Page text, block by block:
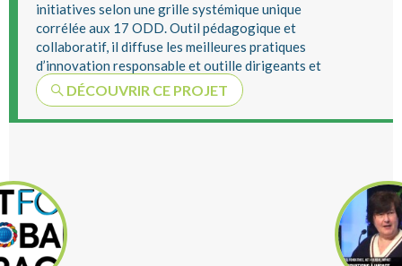
initiatives selon une grille systémique unique
corrélée aux 17 ODD. Outil pédagogique et
collaboratif, il diffuse les meilleures pratiques
d’innovation responsable et outille dirigeants et
...
DÉCOUVRIR CE PROJET